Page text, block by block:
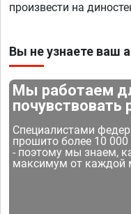
произвести на
Вы не узнаете ваш
Мы работаем
почувствовать
Специалистами
прошито более 10
- поэтому мы знаем,
максимум от каждой